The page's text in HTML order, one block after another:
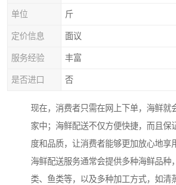
单位 斤
定价信息 面议
服务经验 丰富
是否进口 否
现在，消费者只需在网上下单，海鲜就
家中；海鲜配送不仅方便快捷，而且保
度和品质，让消费者能够更加放心地享
海鲜配送服务通常会提供多种海鲜品种
类、鱼类等，以及多种加工方式，如清